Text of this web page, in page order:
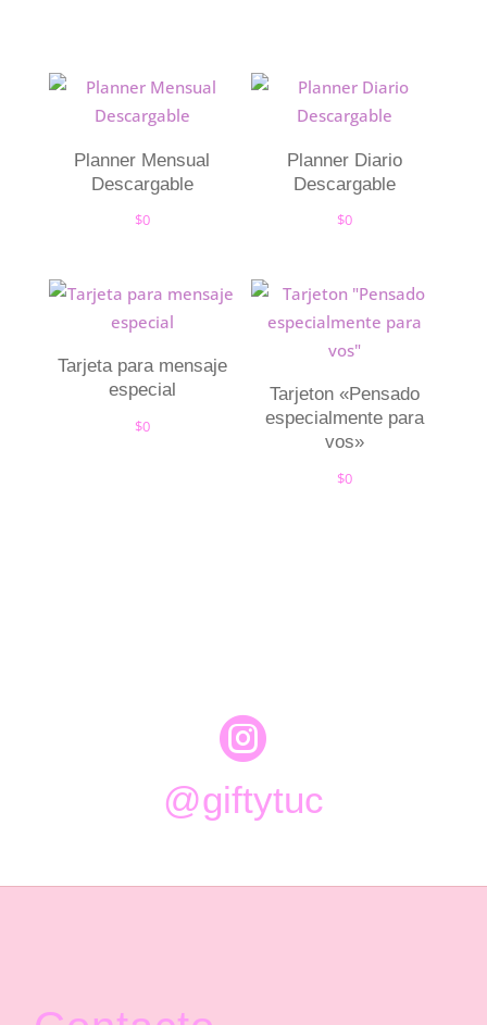
Planner Mensual
Descargable
$0
Planner Diario
Descargable
$0
Tarjeta para mensaje
especial
$0
Tarjeton «Pensado
especialmente para
vos»
$0

@giftytuc